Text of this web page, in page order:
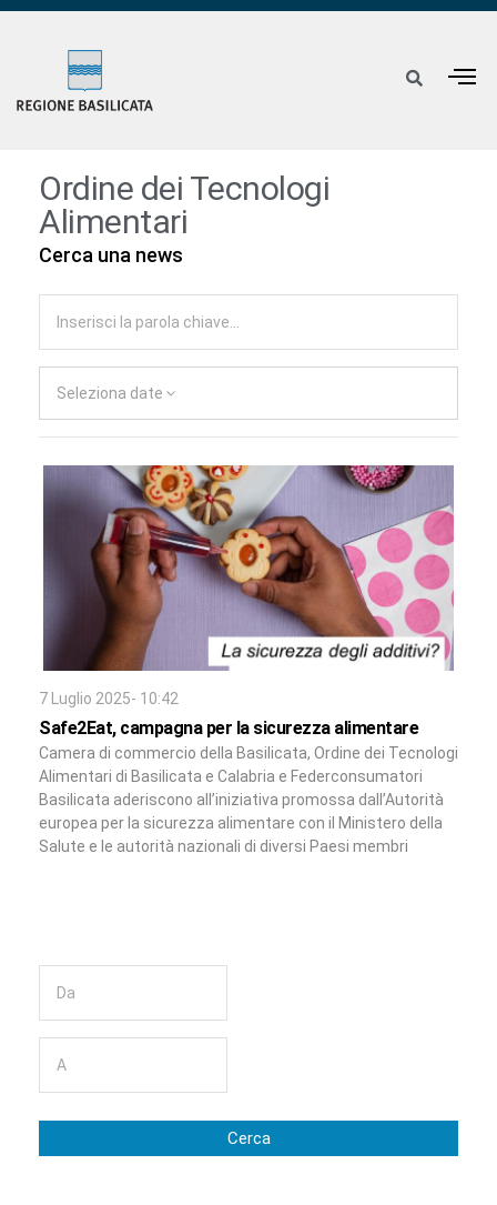
Ordine dei Tecnologi
Alimentari
Cerca una news
Seleziona date
7 Luglio 2025- 10:42
Safe2Eat, campagna per la sicurezza alimentare
Camera di commercio della Basilicata, Ordine dei Tecnologi
Alimentari di Basilicata e Calabria e Federconsumatori
Basilicata aderiscono all’iniziativa promossa dall’Autorità
europea per la sicurezza alimentare con il Ministero della
Salute e le autorità nazionali di diversi Paesi membri
Cerca